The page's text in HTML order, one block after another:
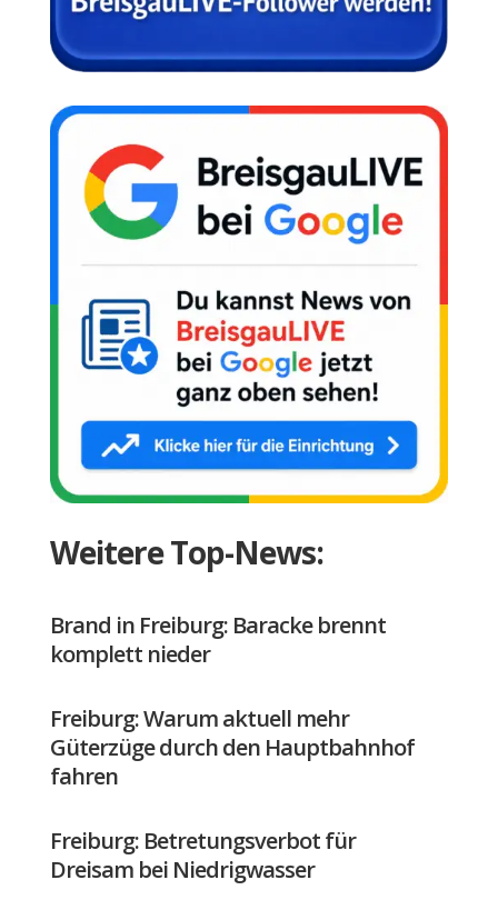
Weitere Top-News:
Brand in Freiburg: Baracke brennt
komplett nieder
Freiburg: Warum aktuell mehr
Güterzüge durch den Hauptbahnhof
fahren
Freiburg: Betretungsverbot für
Dreisam bei Niedrigwasser